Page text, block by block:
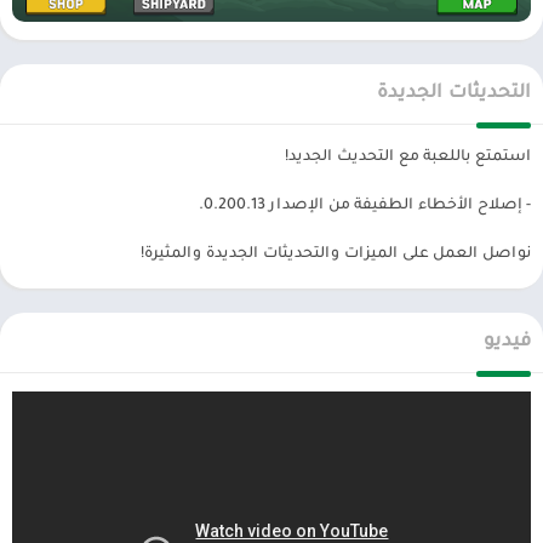
العاب مهكرة، تطبيقات اندرويد بريميوم ، مجاناً يتم مراجعة الألعاب
التحديثات الجديدة
استمتع باللعبة مع التحديث الجديد!
- إصلاح الأخطاء الطفيفة من الإصدار 0.200.13.
نواصل العمل على الميزات والتحديثات الجديدة والمثيرة!
فيديو